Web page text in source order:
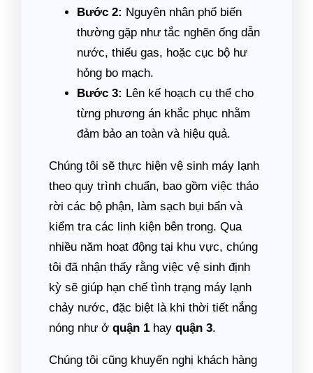
Bước 2: Nguyên nhân phổ biến
thường gặp như tắc nghẽn ống dẫn
nước, thiếu gas, hoặc cục bộ hư
hỏng bo mạch.
Bước 3: Lên kế hoạch cụ thể cho
từng phương án khắc phục nhằm
đảm bảo an toàn và hiệu quả.
Chúng tôi sẽ thực hiện vệ sinh máy lạnh
theo quy trình chuẩn, bao gồm việc tháo
rời các bộ phận, làm sạch bụi bẩn và
kiểm tra các linh kiện bên trong. Qua
nhiều năm hoạt động tại khu vực, chúng
tôi đã nhận thấy rằng việc vệ sinh định
kỳ sẽ giúp hạn chế tình trạng máy lạnh
chảy nước, đặc biệt là khi thời tiết nắng
nóng như ở quận 1 hay quận 3.
Chúng tôi cũng khuyến nghị khách hàng